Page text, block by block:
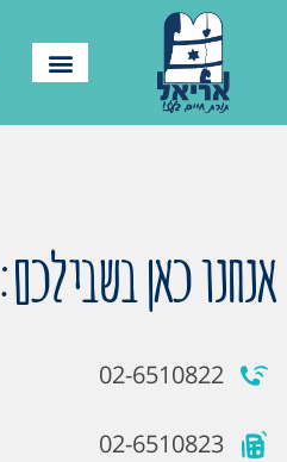
אנחנו כאן בשבילכם:
02-6510822
02-6510823